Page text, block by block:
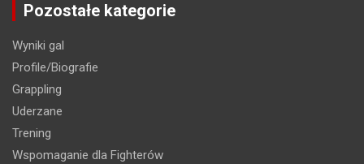
Pozostałe kategorie
Wyniki gal
Profile/Biografie
Grappling
Uderzane
Trening
Wspomaganie dla Fighterów